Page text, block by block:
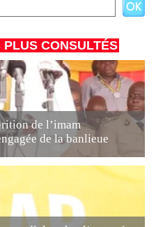
CONSULTÉS
de l’imam
de la banlieue